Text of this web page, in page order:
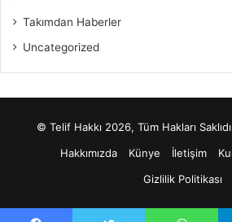
Takımdan Haberler
Uncategorized
© Telif Hakkı 2026, Tüm Hakları
Hakkımızda
Künye İletişim
Gizlilik Politikası